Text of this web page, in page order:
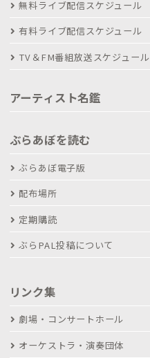
無料ライブ配信スケジュール
有料ライブ配信スケジュール
TV＆FM番組放送スケジュール
アーティスト名鑑
ぶらあぼを読む
ぶらあぼ電子版
配布場所
定期購読
ぶらPAL投稿について
リンク集
劇場・コンサートホール
オーケストラ・演奏団体